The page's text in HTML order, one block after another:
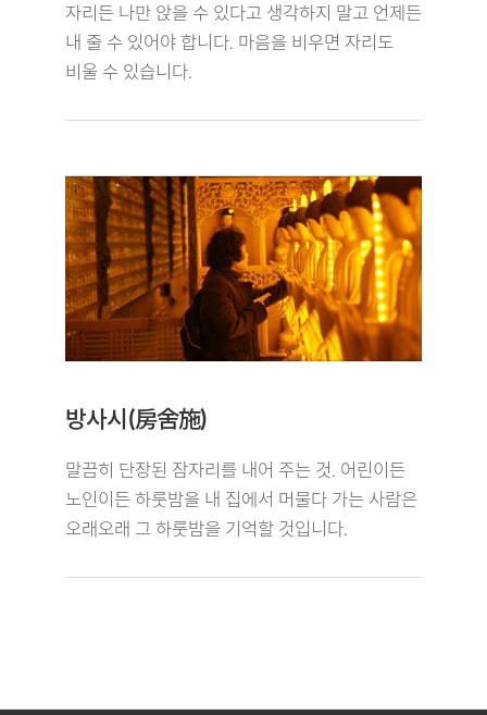
자리든 나만 앉을 수 있다고 생각하지 말고 언제든
내 줄 수 있어야 합니다. 마음을 비우면 자리도
비울 수 있습니다.
방사시(房舍施)
말끔히 단장된 잠자리를 내어 주는 것. 어린이든
노인이든 하룻밤을 내 집에서 머물다 가는 사람은
오래오래 그 하룻밤을 기억할 것입니다.